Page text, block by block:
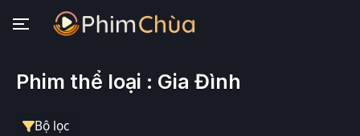
Phim thể loại : Gia Đình
Bộ lọc